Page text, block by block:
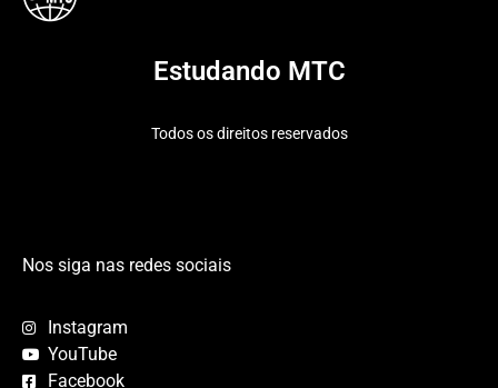
Estudando MTC
Todos os direitos reservados
Nos siga nas redes sociais
Instagram
YouTube
Facebook